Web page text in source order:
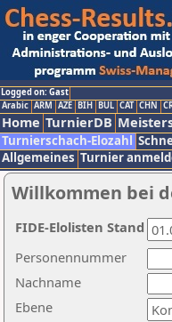
Logged on: Gast
Arabic ARM AZE BIH BUL CAT CHN
Home TurnierDB
Turnierschach-Elozahl
Allgemeines Turnier
Willkommen bei
Nachname
Ebene
Personennummer
FIDE-Elolisten Stand